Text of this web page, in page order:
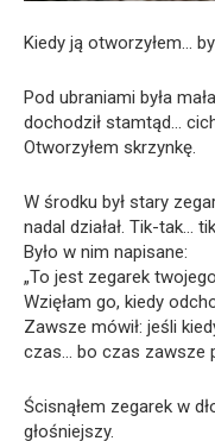
Kiedy ją otworzyłem…
Pod ubraniami była
dochodził stamtąd…
Otworzyłem skrzynkę.
W środku był stary
nadal działał. Tik-tak…
Było w nim napisane:
„To jest zegarek
Wzięłam go, kiedy
Zawsze mówił: jeśli
czas… bo czas zawsze
Ścisnąłem zegarek w
głośniejszy.